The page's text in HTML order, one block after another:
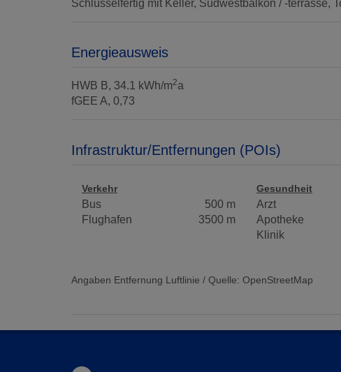
Schlüsselfertig mit Keller Südwestbalkon / -terrasse
Energieausweis
HWB B, 34.1 kWh/m2a
fGEE A, 0,73
Infrastruktur/Entfernungen (POIs)
Verkehr
Bus
500 m
Flughafen
3500 m
Gesundheit
Arzt
Apotheke
Klinik
Angaben Entfernung Luftlinie / Quelle: OpenStreetMap